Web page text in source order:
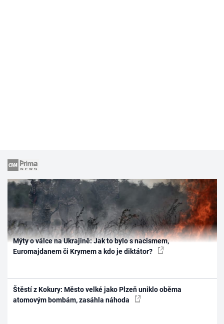
Mýty o válce na Ukrajině: Jak to bylo s nacismem,
Euromajdanem či Krymem a kdo je diktátor?
Štěstí z Kokury: Město velké jako Plzeň uniklo oběma
atomovým bombám, zasáhla náhoda